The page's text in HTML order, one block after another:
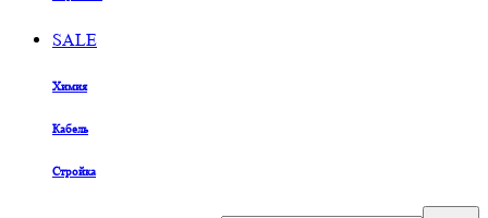
SALE
Химия
Кабель
Стройка